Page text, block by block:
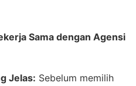
Sama dengan Agensi
Jelas: Sebelum memilih